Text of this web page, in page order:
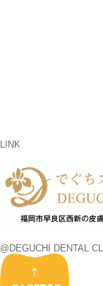
LINK
@DEGUCHI DENTAL